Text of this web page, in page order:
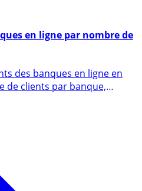
de clients par banque,